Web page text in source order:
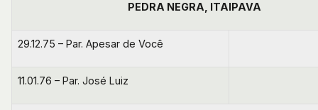
PEDRA NEGRA, ITAIPAVA
29.12.75 – Par. Apesar de Você
11.01.76 – Par. José Luiz